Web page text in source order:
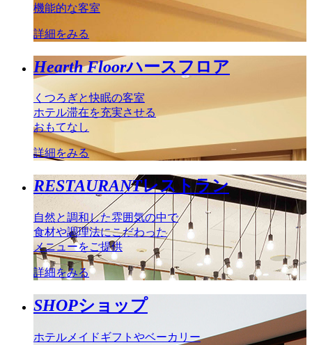
機能的な客室
詳細をみる
Hearth Floorハースフロア
くつろぎと快眠の客室
ホテル滞在を充実させる
おもてなし
詳細をみる
RESTAURANTレストラン
自然と調和した雰囲気の中で
食材や調理法にこだわった
メニューをご提供
詳細をみる
SHOPショップ
ホテルメイドギフトやベーカリー